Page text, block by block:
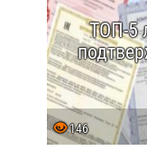
ТОП-5
146